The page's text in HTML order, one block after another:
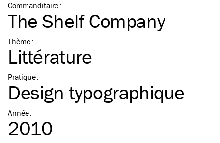
Commanditaire:
The Shelf Company
Thème:
Littérature
Pratique:
Design typographique
Année:
2010